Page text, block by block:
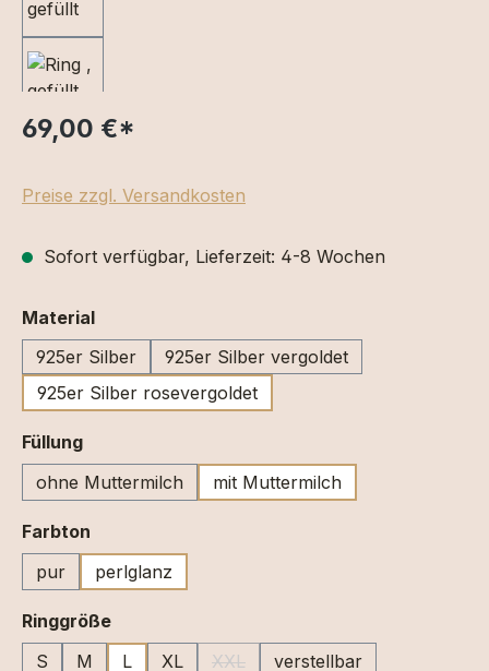
69,00 €*
Preise zzgl. Versandkosten
Sofort verfügbar, Lieferzeit: 4-8 Wochen
Materialauswählen
925er Silber
925er Silber vergoldet
925er Silber rosevergoldet
Füllungauswählen
ohne Muttermilch
mit Muttermilch
Farbton
pur
perlglanz
Ringgrößeauswählen
S
M L XL XXL verstellbar